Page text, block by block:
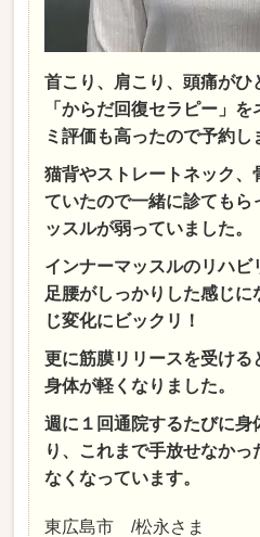
首こり、肩こり、頭痛がひ
「からだ回復セラピー」
ミ評価も高ったので予約し
猫背やストレートネック、
ていたので一緒に診てもら
ッスルが弱っていました。
インナーマッスルのリハビ
足腰がしっかりした感じ
じ変化にビックリ！
更に筋膜リリースを受ける
身体が軽くなりました。
週に１回通院するたびに身
り、これまで手放せなかっ
なくなっています。
東広島市 /松永さま